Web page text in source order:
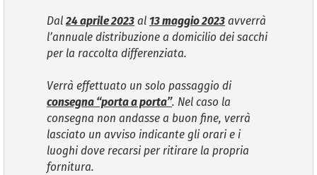
COMUNICAZIONE
Dal24 aprile 2023al 13 maggio 2023avverrà
l’annuale distribuzione a domicilio dei sacchi
per la raccolta differenziata.
Verrà effettuato un solo passaggio di
consegna “porta a porta”. Nel caso la
consegna non andasse a buon fine, verrà
lasciato un avviso indicante gli orari e i
luoghi dove recarsi per ritirare la propria
fornitura.